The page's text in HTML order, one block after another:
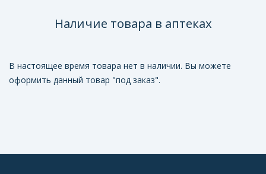
Наличие товара в аптеках
В настоящее время товара нет в наличии. Вы можете
оформить данный товар "под заказ".